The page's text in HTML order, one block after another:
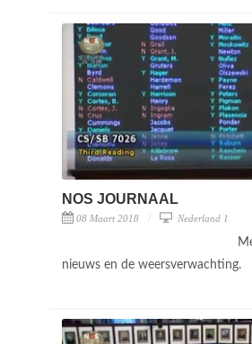
NOS JOURNAAL
08 Maart 2018 Nederland 1
nieuws en de weersverwachting.